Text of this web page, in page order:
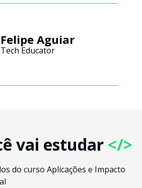
Felipe Aguiar
Tech Educator
vai estudar </>
do curso Aplicações e Impacto